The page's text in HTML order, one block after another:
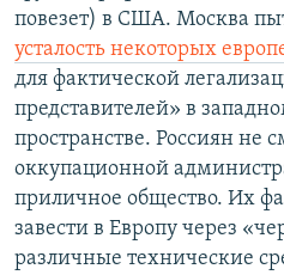
повезет) в США. Москва
усталость некоторых
для фактической
представителей» в
пространстве. Россиян не
оккупационной
приличное общество. Их
завести в Европу через
различные технические